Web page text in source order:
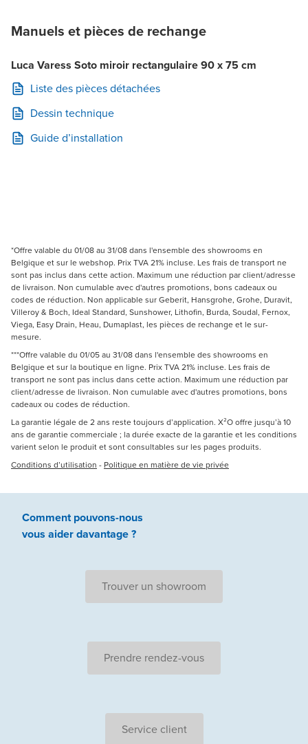
Manuels et pièces de rechange
Luca Varess Soto miroir rectangulaire 90 x 75 cm
Liste des pièces détachées
Dessin technique
Guide d’installation
*Offre valable du 01/08 au 31/08 dans l'ensemble des showrooms en
Belgique et sur le webshop. Prix TVA 21% incluse. Les frais de transport ne
sont pas inclus dans cette action. Maximum une réduction par client/adresse
de livraison. Non cumulable avec d'autres promotions, bons cadeaux ou
codes de réduction. Non applicable sur Geberit, Hansgrohe, Grohe, Duravit,
Villeroy & Boch, Ideal Standard, Sunshower, Lithofin, Burda, Soudal, Fernox,
Viega, Easy Drain, Heau, Dumaplast, les pièces de rechange et le sur-
mesure.
***Offre valable du 01/05 au 31/08 dans l'ensemble des showrooms en
Belgique et sur la boutique en ligne. Prix TVA 21% incluse. Les frais de
transport ne sont pas inclus dans cette action. Maximum une réduction par
client/adresse de livraison. Non cumulable avec d'autres promotions, bons
cadeaux ou codes de réduction.
La garantie légale de 2 ans reste toujours d’application. X²O offre jusqu’à 10
ans de garantie commerciale ; la durée exacte de la garantie et les conditions
varient selon le produit et sont consultables sur les pages produits.
Conditions d’utilisation - Politique en matière de vie privée
Comment pouvons-nous
vous aiderdavantage ?
Trouver un showroom
Prendre rendez-vous
Service client